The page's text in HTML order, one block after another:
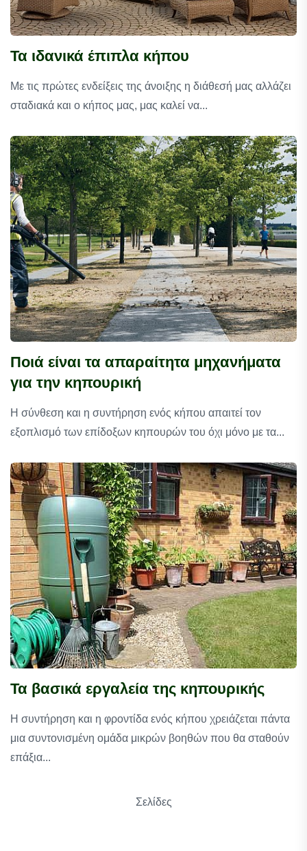
Τα ιδανικά έπιπλα κήπου
Με τις πρώτες ενδείξεις της άνοιξης η διάθεσή μας αλλάζει
σταδιακά και ο κήπος μας, μας καλεί να...
Ποιά είναι τα απαραίτητα μηχανήματα
για την κηπουρική
Η σύνθεση και η συντήρηση ενός κήπου απαιτεί τον
εξοπλισμό των επίδοξων κηπουρών του όχι μόνο με τα...
Τα βασικά εργαλεία της κηπουρικής
Η συντήρηση και η φροντίδα ενός κήπου χρειάζεται πάντα
μια συντονισμένη ομάδα μικρών βοηθών που θα σταθούν
επάξια...
Σελίδες